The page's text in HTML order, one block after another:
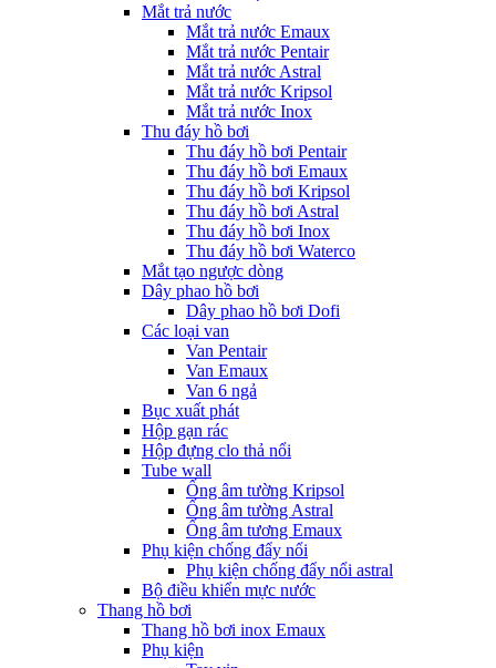
Mắt trả nước
Mắt trả nước Emaux
Mắt trả nước Pentair
Mắt trả nước Astral
Mắt trả nước Kripsol
Mắt trả nước Inox
Thu đáy hồ bơi
Thu đáy hồ bơi Pentair
Thu đáy hồ bơi Emaux
Thu đáy hồ bơi Kripsol
Thu đáy hồ bơi Astral
Thu đáy hồ bơi Inox
Thu đáy hồ bơi Waterco
Mắt tạo ngược dòng
Dây phao hồ bơi
Dây phao hồ bơi Dofi
Các loại van
Van Pentair
Van Emaux
Van 6 ngả
Bục xuất phát
Hộp gạn rác
Hộp đựng clo thả nổi
Tube wall
Ống âm tường Kripsol
Ống âm tường Astral
Ống âm tương Emaux
Phụ kiện chống đẩy nổi
Phụ kiện chống đẩy nổi astral
Bộ điều khiển mực nước
Thang hồ bơi
Thang hồ bơi inox Emaux
Phụ kiện